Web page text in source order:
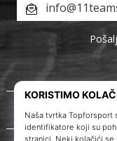
O nama